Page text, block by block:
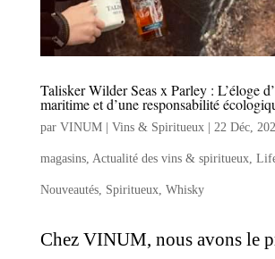
Talisker Wilder Seas x Parley : L’éloge
maritime et d’une responsabilité
par VINUM | Vins & Spiritueux| 22 Déc,
magasins, Actualité des vins & spiritueux,
Nouveautés, Spiritueux, Whisky
Chez VINUM, nous avons le